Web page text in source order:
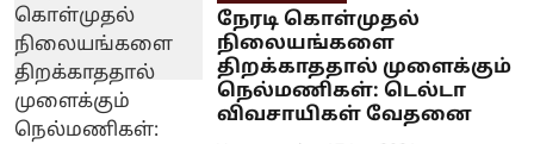
நேரடி கொள்முதல்
நிலையங்களை
திறக்காததால் முளைக்கும்
நெல்மணிகள்: டெல்டா
விவசாயிகள் வேதனை